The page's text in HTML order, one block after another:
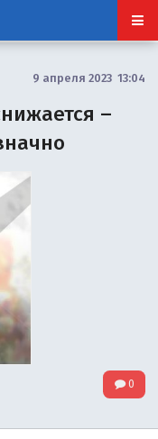
9 апреля 2023 13:04
–
0